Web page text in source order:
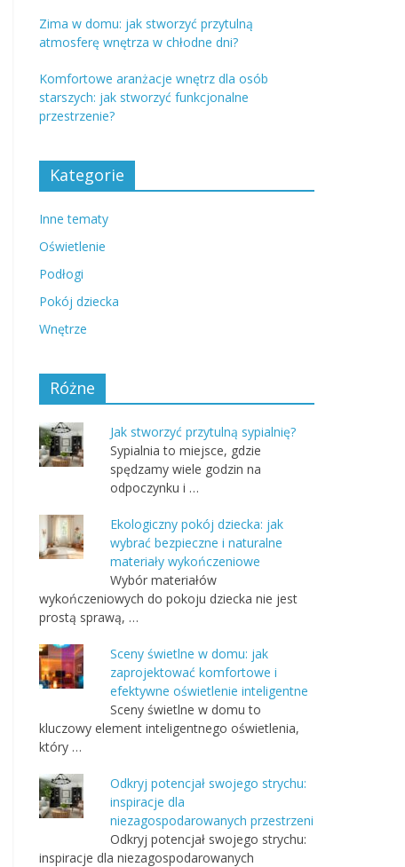
Zima w domu: jak stworzyć przytulną
atmosferę wnętrza w chłodne dni?
Komfortowe aranżacje wnętrz dla osób
starszych: jak stworzyć funkcjonalne
przestrzenie?
Kategorie
Inne tematy
Oświetlenie
Podłogi
Pokój dziecka
Wnętrze
Różne
Jak stworzyć przytulną sypialnię?
Sypialnia to miejsce, gdzie
spędzamy wiele godzin na
odpoczynku i …
Ekologiczny pokój dziecka: jak
wybrać bezpieczne i naturalne
materiały wykończeniowe
Wybór materiałów
wykończeniowych do pokoju dziecka nie jest
prostą sprawą, …
Sceny świetlne w domu: jak
zaprojektować komfortowe i
efektywne oświetlenie inteligentne
Sceny świetlne w domu to
kluczowy element inteligentnego oświetlenia,
który …
Odkryj potencjał swojego strychu:
inspiracje dla
niezagospodarowanych przestrzeni
Odkryj potencjał swojego strychu:
inspiracje dla niezagospodarowanych